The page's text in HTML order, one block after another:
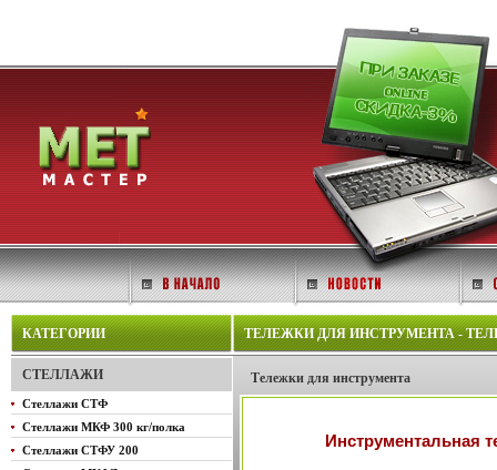
КАТЕГОРИИ
СТЕЛЛАЖИ
Стеллажи СТФ
Стеллажи МКФ 300 кг/полка
Стеллажи СТФУ 200
ТЕЛЕЖКИ ДЛЯ ИНСТРУМЕНТА -
Тележки для инструмента
Инструментальная